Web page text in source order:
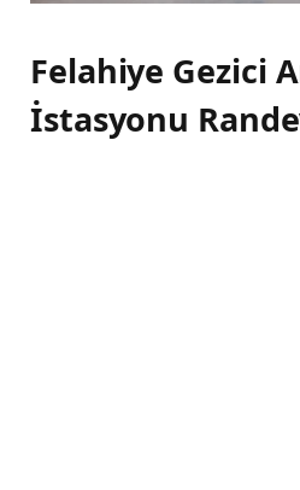
Felahiye Gezici
İstasyonu